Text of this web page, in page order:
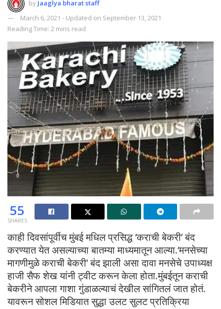
by Jaaglya bharat staff
March 6, 2021 - Updated on September 13, 2021
Reading Time: 2 mins read
55
SHARES
काही दिवसांपूर्वीच मुंबई मधिल प्रसिद्ध ‘कराची बेकरी’ बंद
करण्यात येत असल्याच्या बातम्या माध्यमातून आल्या.‘मनसेच्या
मागणीमुळे कराची बेकरी’ बंद झाली असा दावा मनसेचे उपाध्यक्ष
हाजी सैफ शेख यांनी ट्वीट करून केला होता.मुंबईतून कराची
बेकरीने आपला गाशा गुंडाळल्याचं देखील सांगितलं जात होतं.
यावरून सोशल मिडियात सुद्धा उलट सुलट प्रतिक्रिया